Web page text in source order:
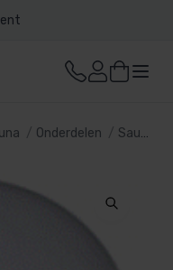
Onderdelen Sauna verlichting